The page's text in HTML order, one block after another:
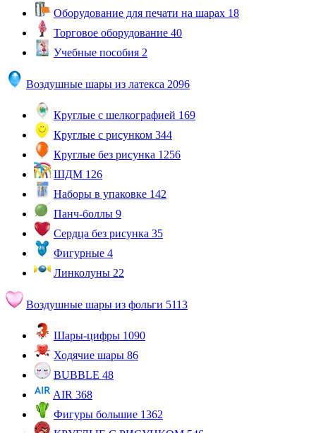
Оборудование для печати на шарах 18
Торговое оборудование 40
Учебные пособия 2
Воздушные шары из латекса 2096
Круглые с шелкографией 169
Круглые с рисунком 344
Круглые без рисунка 1256
ШДМ 126
Наборы в упаковке 142
Панч-боллы 9
Сердца без рисунка 35
Фигурные 4
Линколуны 22
Воздушные шары из фольги 5113
Шары-цифры 1090
Ходячие шары 86
BUBBLE 48
AIR 368
Фигуры большие 1362